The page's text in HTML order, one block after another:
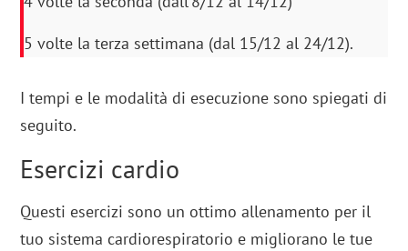
5 volte la terza settimana (dal 15/12 al 24/12).
I tempi e le modalità di esecuzione sono spiegati di
seguito.
Esercizi cardio
Questi esercizi sono un ottimo allenamento per il
tuo sistema cardiorespiratorio e migliorano le tue